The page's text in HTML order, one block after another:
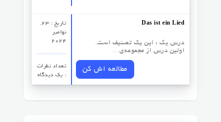
تاریخ : 23.
نوامبر
2024
تعداد نظرات‌
: یک دیدگاه
Das ist ein Lied
درس یک : این یک تصنیف است.
اولین درس از مجموعه‌ی…
مطالعه اش کن